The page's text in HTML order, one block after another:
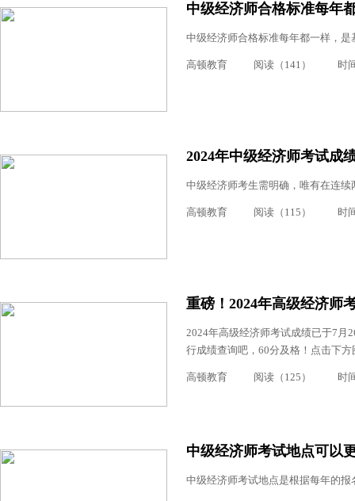
中级经济师合格标准每年
中级经济师合格标准每年都一样，
高顿教育 阅读（141） 时
2024年中级经济师考试成
中级经济师考生需明确，唯有在连
高顿教育 阅读（115） 时
重磅！2024年高级经济师
2024年高级经济师考试成绩已于7月
行成绩查询吧，60分及格！点击下
高顿教育 阅读（125） 时
中级经济师考试地点可以
中级经济师考试地点是根据每年的